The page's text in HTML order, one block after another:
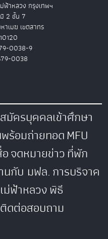
ฟ้าหลวง กรุงเทพฯ
2 ชั้น 7
าเมฆ เขตสาทร
0038-9
0038
มัครบุคคลเข้าศึกษา
ร้อมถ่ายทอดMFU
จดหมายข่าวที่พัก
นกับ มฟล.การบริจาค
ฟ้าหลวงพิธี
ติดต่อสอบถาม